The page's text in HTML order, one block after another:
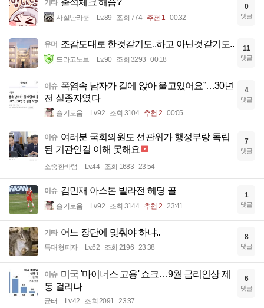
기타
사실난라쿤 Lv.89 조회 774 추천 1 00:32
0
댓글
유머 조감도대로 한것같기도..하고 아닌것같기도..
드라고노브 Lv.90 조회 3293 00:18
11
댓글
이슈 폭염속 남자가 길에 앉아 울고있어요”…30년
전 실종자였다
슬기로움 Lv.92 조회 3104 추천 2 00:05
4
댓글
이슈 여러분 국회의원도 선관위가 행정부랑 독립
된 기관인걸 이해 못해요
소중한바램 Lv.44 조회 1683 23:54
7
댓글
이슈 김민재 아스톤 빌라전 헤딩 골
슬기로움 Lv.92 조회 3144 추천 2 23:41
1
댓글
기타 어느 장단에 맞춰야 하냐..
특대형피자 Lv.62 조회 2196 23:38
8
댓글
이슈 미국 '마이너스 고용' 쇼크…9월 금리인상 제
동 걸리나
균터 Lv.42 조회 2091 23:37
6
댓글